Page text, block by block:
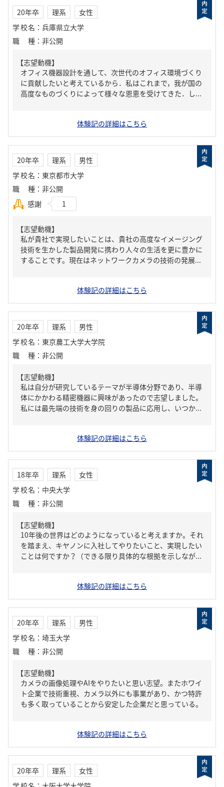
20年卒 理系
女性
学校名 ： 兵庫県立大学
職種 ： 非公開
【志望動機】
オフィス機器設計を通して、次世代のオフィス環境づくり
に貢献したいと考えているから．私はこれまで，我が国の
高度なものづくりによって様々な恩恵を受けてきた．し...
体験記の詳細はこちら
20年卒 理系
男性
学校名 ： 東京都市大学
職種 ： 非公開
感謝
1
【志望動機】
私が貴社で実現したいことは、貴社の高度なイメージング
技術を生かした製品開発に携わり人々の生活を更に豊かに
することです。現在はネットワークカメラの技術の発展...
体験記の詳細はこちら
20年卒 理系
男性
学校名 ： 東京農工大学大学院
職種 ： 非公開
【志望動機】
私は自分が研究しているテーマが半導体分野であり、半導
体にかかわる精密機器に興味があったので志望しました。
私には最先端の技術を身の回りの製品に応用し、いつか...
体験記の詳細はこちら
18年卒 理系
女性
学校名 ： 中央大学
職種 ： 非公開
【志望動機】
10年後の世界はどのようになっていると考えますか。それ
を踏まえ、キヤノンに入社してやりたいこと、実現したい
ことは何ですか？（できる限り具体的な根拠を示しなが...
体験記の詳細はこちら
20年卒 理系
男性
学校名 ： 埼玉大学
職種 ： 非公開
【志望動機】
カメラの画像処理やAIをやりたいと思い志望。またホワイ
ト企業で技術重視、カメラ以外にも事業があり、かつ特許
も多く取っていることから安定した企業だと思っている。
体験記の詳細はこちら
20年卒 理系
女性